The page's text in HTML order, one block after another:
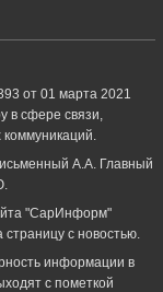
от 01 марта 2021
в сфере связи,
А.А. Главный
"СарИнформ"
страницу с новостью.
информации в
с пометкой